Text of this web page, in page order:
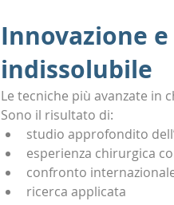
Innovazione
indissolubile
Le tecniche più avanzate in
Sono il risultato di:
studio approfondito
esperienza chirurgica
confronto
ricerca applicata